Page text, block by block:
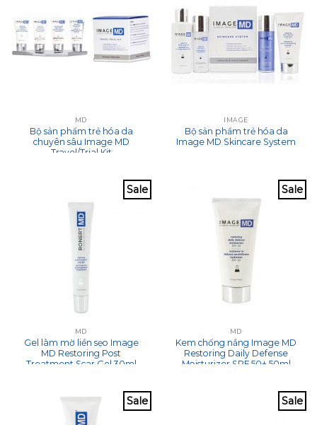
MD
Bộ sản phẩm trẻ hóa da
chuyên sâu Image MD
Travel/Trial Kit
IMAGE
Bộ sản phẩm trẻ hóa da
Image MD Skincare System
Sale
MD
Gel làm mờ liền sẹo Image
MD Restoring Post
Treatment Scar Gel 30ml
Sale
MD
Kem chống nắng Image MD
Restoring Daily Defense
Moisturizer SPF 50+ 50ml
Sale Sale